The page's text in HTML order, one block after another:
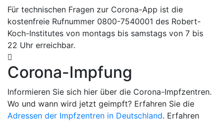
Für technischen Fragen zur Corona-App ist die
kostenfreie Rufnummer 0800-7540001 des Robert-
Koch-Institutes von montags bis samstags von 7 bis
22 Uhr erreichbar.
Corona-Impfung
Informieren Sie sich hier über die Corona-Impfzentren.
Wo und wann wird jetzt geimpft? Erfahren Sie die
Adressen der Impfzentren in Deutschland. Erfahren